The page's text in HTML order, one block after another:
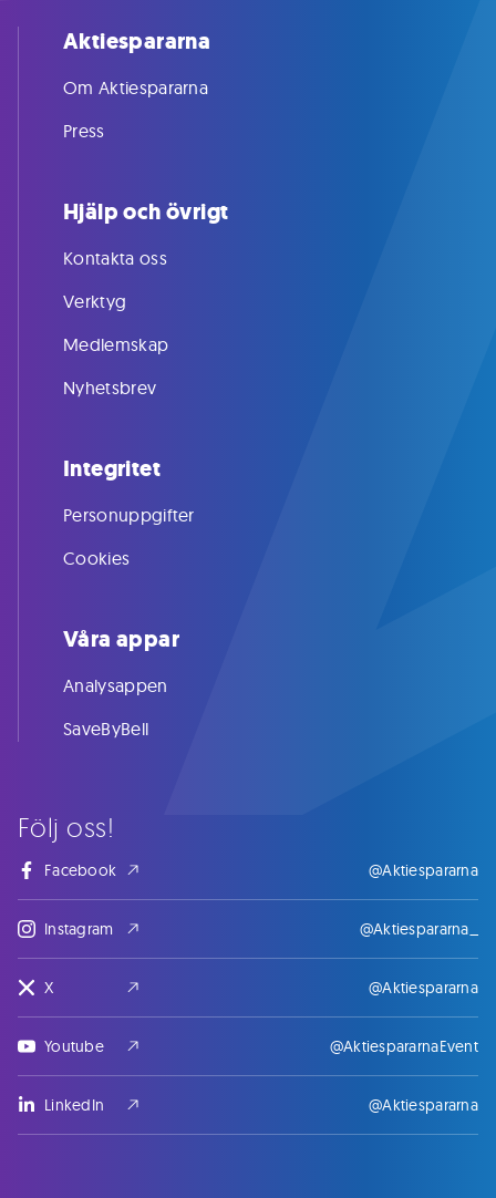
Följ oss!
Facebook @Aktiespararna
Instagram @Aktiespararna_
X @Aktiespararna
Youtube @AktiespararnaEvent
LinkedIn @Aktiespararna
Aktiespararna
Om Aktiespararna
Press
Hjälp och övrigt
Kontakta oss
Verktyg
Medlemskap
Nyhetsbrev
Integritet
Personuppgifter
Cookies
Våra appar
Analysappen
SaveByBell